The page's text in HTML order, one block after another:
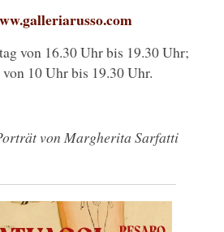
von 16.30 Uhr bis 19.30 Uhr;
10 Uhr bis 19.30 Uhr.
von Margherita Sarfatti